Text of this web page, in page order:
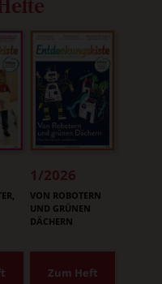
1/2026
:
VON ROBOTERN
UND GRÜNEN
DÄCHERN
Zum Heft